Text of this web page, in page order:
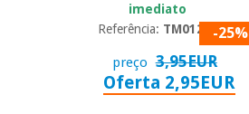
imediato
Referência: TM01267-25%
preço 3,95EUR
Oferta 2,95EUR